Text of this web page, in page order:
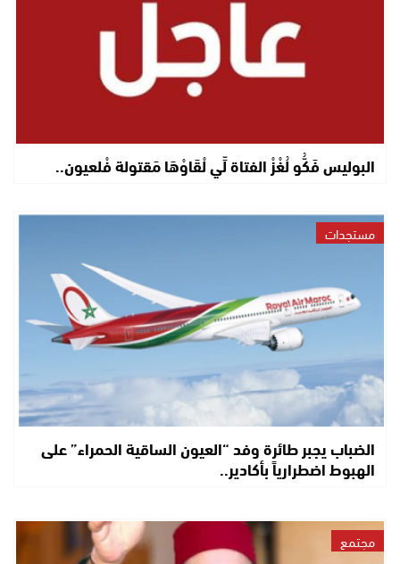
البوليس فَكُّو لُغْزْ الفتاة لِّي لْقَاوْهَا مَقتولة فْلعيون..
مستجدات
الضباب يجبر طائرة وفد “العيون الساقية الحمراء” على
الهبوط اضطرارياً بأكادير..
مجتمع